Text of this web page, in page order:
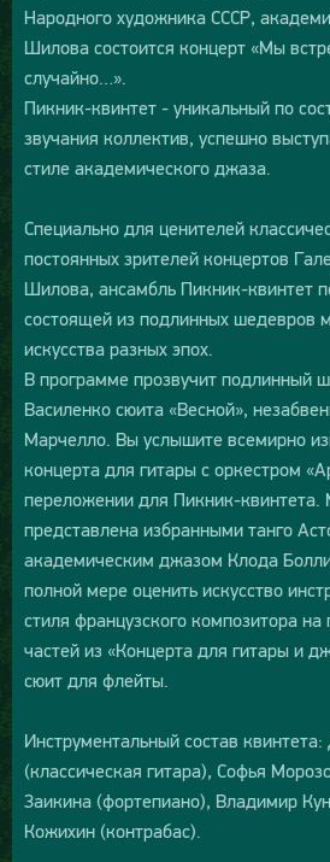
Народного художника СССР,
Шилова состоится концерт «Мы
случайно…».
Пикник-квинтет - уникальный по
звучания коллектив, успешно
стиле академического джаза.
Специально для ценителей
постоянных зрителей концертов
Шилова, ансамбль Пикник-квинтет
состоящей из подлинных шедевров
искусства разных эпох.
В программе прозвучит подлинный
Василенко сюита «Весной»,
Марчелло. Вы услышите всемирно
концерта для гитары с оркестром
переложении для Пикник-квинтета.
представлена избранными танго
академическим джазом Клода
полной мере оценить искусство
стиля французского композитора
частей из «Концерта для гитары и
сюит для флейты.
Инструментальный состав
(классическая гитара), Софья
Заикина (фортепиано), Владимир
Кожихин (контрабас).